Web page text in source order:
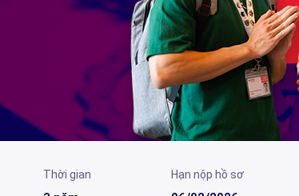
Thời gian Hạn nộp hồ sơ